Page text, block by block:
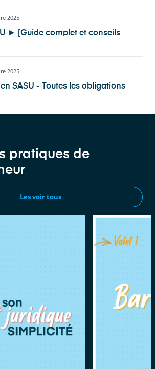
2025
► [Guide complet et conseils
2025
SASU - Toutes les obligations
pratiques de
Les voir tous